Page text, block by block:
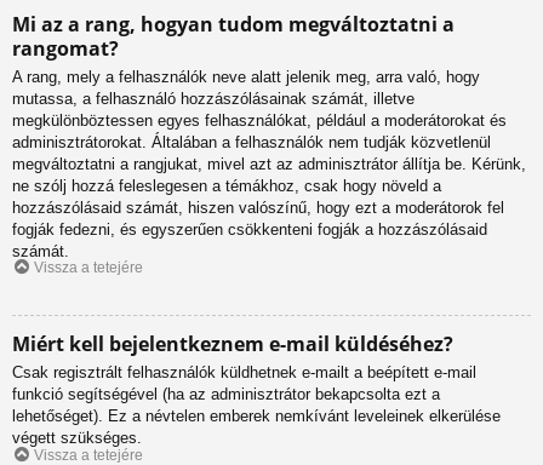
Mi az a rang, hogyan tudom megváltoztatni a
rangomat?
A rang, mely a felhasználók neve alatt jelenik meg, arra való, hogy
mutassa, a felhasználó hozzászólásainak számát, illetve
megkülönböztessen egyes felhasználókat, például a moderátorokat és
adminisztrátorokat. Általában a felhasználók nem tudják közvetlenül
megváltoztatni a rangjukat, mivel azt az adminisztrátor állítja be. Kérünk,
ne szólj hozzá feleslegesen a témákhoz, csak hogy növeld a
hozzászólásaid számát, hiszen valószínű, hogy ezt a moderátorok fel
fogják fedezni, és egyszerűen csökkenteni fogják a hozzászólásaid
számát.
Vissza a tetejére
Miért kell bejelentkeznem e-mail küldéséhez?
Csak regisztrált felhasználók küldhetnek e-mailt a beépített e-mail
funkció segítségével (ha az adminisztrátor bekapcsolta ezt a
lehetőséget). Ez a névtelen emberek nemkívánt leveleinek elkerülése
végett szükséges.
Vissza a tetejére